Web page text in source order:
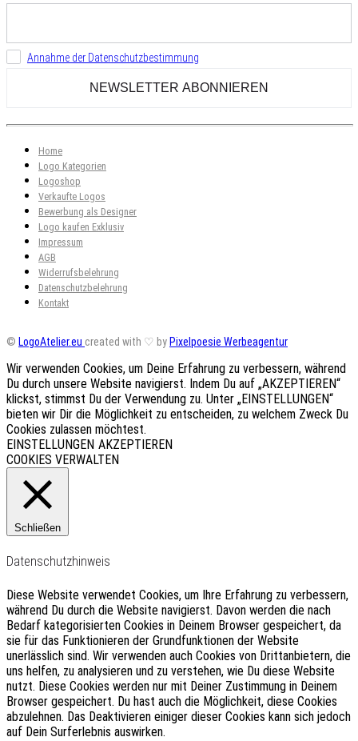
Annahme der Datenschutzbestimmung
Home
Logo Kategorien
Logoshop
Verkaufte Logos
Bewerbung als Designer
Logo kaufen Exklusiv
Impressum
AGB
Widerrufsbelehrung
Datenschutzbelehrung
Kontakt
© LogoAtelier.eu created with ♡ byPixelpoesie Werbeagentur
Wir verwenden Cookies, um Deine Erfahrung zu verbessern, während
Du durch unsere Website navigierst. Indem Du auf „AKZEPTIEREN“
klickst, stimmst Du der Verwendung zu. Unter „EINSTELLUNGEN“
bieten wir Dir die Möglichkeit zu entscheiden, zu welchem Zweck Du
Cookies zulassen möchtest.
EINSTELLUNGEN AKZEPTIEREN
COOKIES VERWALTEN
Schließen
Datenschutzhinweis
Diese Website verwendet Cookies, um Ihre Erfahrung zu verbessern,
während Du durch die Website navigierst. Davon werden die nach
Bedarf kategorisierten Cookies in Deinem Browser gespeichert, da
sie für das Funktionieren der Grundfunktionen der Website
unerlässlich sind. Wir verwenden auch Cookies von Drittanbietern, die
uns helfen, zu analysieren und zu verstehen, wie Du diese Website
nutzt. Diese Cookies werden nur mit Deiner Zustimmung in Deinem
Browser gespeichert. Du hast auch die Möglichkeit, diese Cookies
abzulehnen. Das Deaktivieren einiger dieser Cookies kann sich jedoch
auf Dein Surferlebnis auswirken.